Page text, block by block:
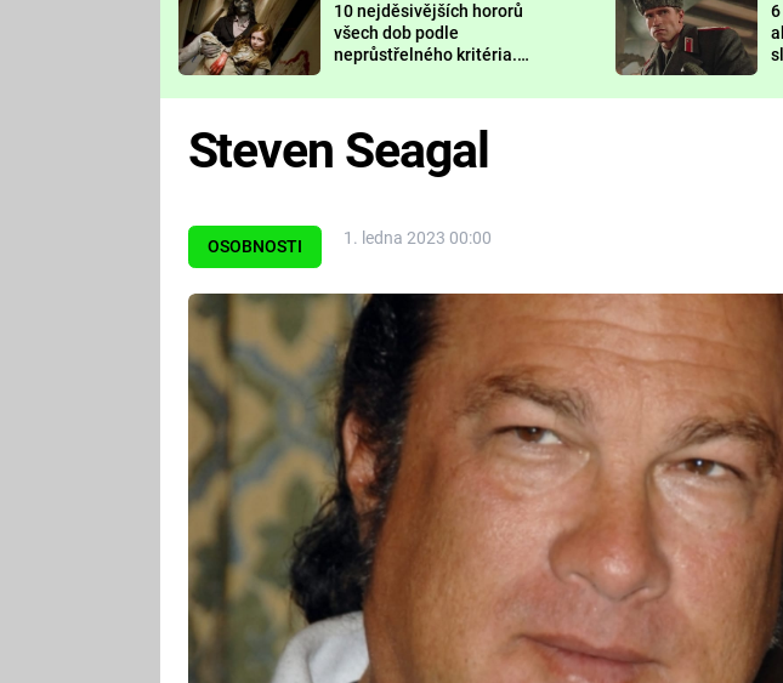
FUTURAMA
10 nejděsivějších hororů
všech dob podle
neprůstřelného kritéria.
nejvíc zvednou tep?
OSOBNOSTI 1. ledna 2023 00:00
Steven Seagal